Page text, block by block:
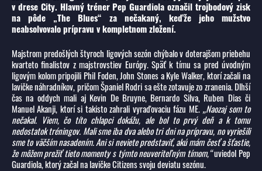
v drese City. Hlavný tréner Pep Guardiola označil trojbodový zisk
na pôde „The Blues“ za nečakaný, keďže jeho mužstvo
neabsolvovalo prípravu v kompletnom zložení.
Majstrom predošlých štyroch ligových sezón chýbalo v doterajšom priebehu
kvarteto finalistov z majstrovstiev Európy. Späť k tímu sa pred úvodným
ligovým kolom pripojili Phil Foden, John Stones a Kyle Walker, ktorí začali na
lavičke náhradníkov, pričom Španiel Rodri sa ešte zotavuje zo zranenia. Dlhší
čas na oddych mali aj Kevin De Bruyne, Bernardo Silva, Ruben Dias či
Manuel Akanji, ktorí si takisto zahrali vyraďovaciu fázu ME. „Naozaj som to
nečakal. Viem, čo títo chlapci dokážu, ale bol to prvý deň a k tomu
nedostatok tréningov. Mali sme iba dva alebo tri dni na prípravu, no vyriešili
sme to väčším nasadením. Ani si neviete predstaviť, akú mám česť a šťastie,
že môžem prežiť tieto momenty s týmto neuveriteľným tímom,“uviedol Pep
Guardiola, ktorý začal na lavičke Citizens svoju deviatu sezónu.